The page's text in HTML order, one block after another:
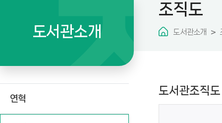
전자도서관
도서택배서비스
읍면
도서관소개
연혁
조직도
도서관소개
도서관조직도